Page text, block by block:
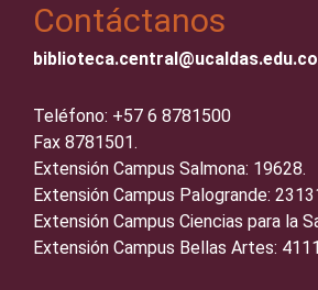
Contáctanos
biblioteca.central@ucaldas.edu.co
Teléfono: +57 6 8781500
Fax 8781501.
Extensión Campus Salmona: 19628.
Extensión Campus Palogrande:
Extensión Campus Ciencias para la
Extensión Campus Bellas Artes: